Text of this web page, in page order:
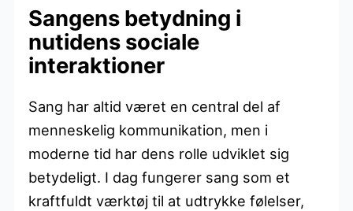
Sangens betydning i
nutidens sociale
interaktioner
Sang har altid været en central del af
menneskelig kommunikation, men i
moderne tid har dens rolle udviklet sig
betydeligt. I dag fungerer sang som et
kraftfuldt værktøj til at udtrykke følelser,